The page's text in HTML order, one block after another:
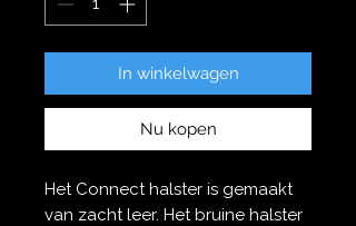
In winkelwagen
Nu kopen
Het Connect halster is gemaakt
van zacht leer. Het bruine halster